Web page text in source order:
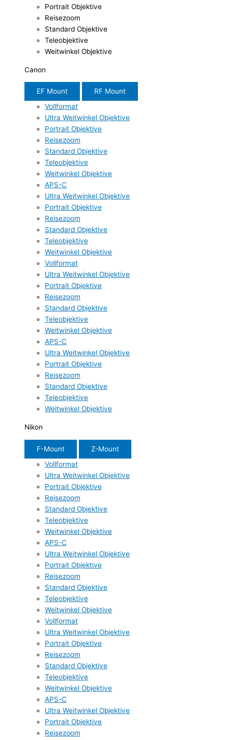
Portrait Objektive
Reisezoom
Standard Objektive
Teleobjektive
Weitwinkel Objektive
Canon
EF Mount
RF Mount
Vollformat
Ultra Weitwinkel Objektive
Portrait Objektive
Reisezoom
Standard Objektive
Teleobjektive
Weitwinkel Objektive
APS-C
Ultra Weitwinkel Objektive
Portrait Objektive
Reisezoom
Standard Objektive
Teleobjektive
Weitwinkel Objektive
Vollformat
Ultra Weitwinkel Objektive
Portrait Objektive
Reisezoom
Standard Objektive
Teleobjektive
Weitwinkel Objektive
APS-C
Ultra Weitwinkel Objektive
Portrait Objektive
Reisezoom
Standard Objektive
Teleobjektive
Weitwinkel Objektive
Nikon
F-Mount
Z-Mount
Vollformat
Ultra Weitwinkel Objektive
Portrait Objektive
Reisezoom
Standard Objektive
Teleobjektive
Weitwinkel Objektive
APS-C
Ultra Weitwinkel Objektive
Portrait Objektive
Reisezoom
Standard Objektive
Teleobjektive
Weitwinkel Objektive
Vollformat
Ultra Weitwinkel Objektive
Portrait Objektive
Reisezoom
Standard Objektive
Teleobjektive
Weitwinkel Objektive
APS-C
Ultra Weitwinkel Objektive
Portrait Objektive
Reisezoom